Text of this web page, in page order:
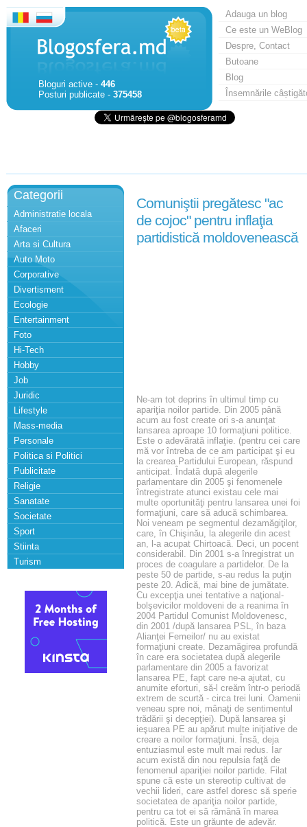
Bloguri active - 446
Posturi publicate - 375458
Adauga un blog
Ce este un WeBlog
Despre, Contact
Butoane
Blog
Însemnările
Categorii
Administratie locala
Afaceri
Arta si Cultura
Auto Moto
Corporative
Divertisment
Ecologie
Entertainment
Foto
Hi-Tech
Hobby
Job
Juridic
Lifestyle
Mass-media
Personale
Politica si Politici
Publicitate
Religie
Sanatate
Societate
Sport
Stiinta
Turism
Comuniştii pregătesc "ac
de cojoc" pentru inflaţia
partidistică moldovenească
Ne-am tot deprins în ultimul timp cu
apariţia noilor partide. Din 2005 până
acum au fost create ori s-a anunţat
lansarea aproape 10 formaţiuni politice.
Este o adevărată inflaţie. (pentru cei care
mă vor întreba de ce am participat şi eu
la crearea Partidului European, răspund
anticipat. Îndată după alegerile
parlamentare din 2005 şi fenomenele
întregistrate atunci existau cele mai
multe oportunităţi pentru lansarea unei foi
formaţiuni, care să aducă schimbarea.
Noi veneam pe segmentul dezamăgiţilor,
care, în Chişinău, la alegerile din acest
an, l-a acupat Chirtoacă. Deci, un pocent
considerabil. Din 2001 s-a înregistrat un
proces de coagulare a partidelor. De la
peste 50 de partide, s-au redus la puţin
peste 20. Adică, mai bine de jumătate.
Cu excepţia unei tentative a naţional-
bolşevicilor moldoveni de a reanima în
2004 Partidul Comunist Moldovenesc,
din 2001 /după lansarea PSL, în baza
Alianţei Femeilor/ nu au existat
formaţiuni create. Dezamăgirea profundă
în care era societatea după alegerile
parlamentare din 2005 a favorizat
lansarea PE, fapt care ne-a ajutat, cu
anumite eforturi, să-l creăm într-o periodă
extrem de scurtă - circa trei luni. Oamenii
veneau spre noi, mânaţi de sentimentul
trădării şi decepţiei). După lansarea şi
ieşuarea PE au apărut multe iniţiative de
creare a noilor formaţiuni. Însă, deja
entuziasmul este mult mai redus. Iar
acum există din nou repulsia faţă de
fenomenul apariţiei noilor partide. Filat
spune că este un stereotip cultivat de
vechii lideri, care astfel doresc să sperie
societatea de apariţia noilor partide,
pentru ca tot ei să rămână în marea
politică. Este un grăunte de adevăr.